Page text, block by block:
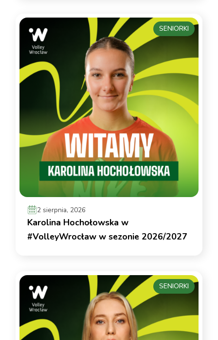
2 sierpnia, 2026
Karolina Hochołowska w
#VolleyWrocław w sezonie 2026/2027
SENIORKI
SENIORKI